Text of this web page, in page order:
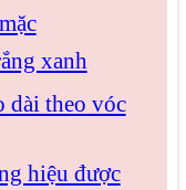
xanh
dài theo vóc
hiệu được